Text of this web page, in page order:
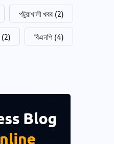
পটুয়াখালী খবর (2)
(2) বিএনপি (4)